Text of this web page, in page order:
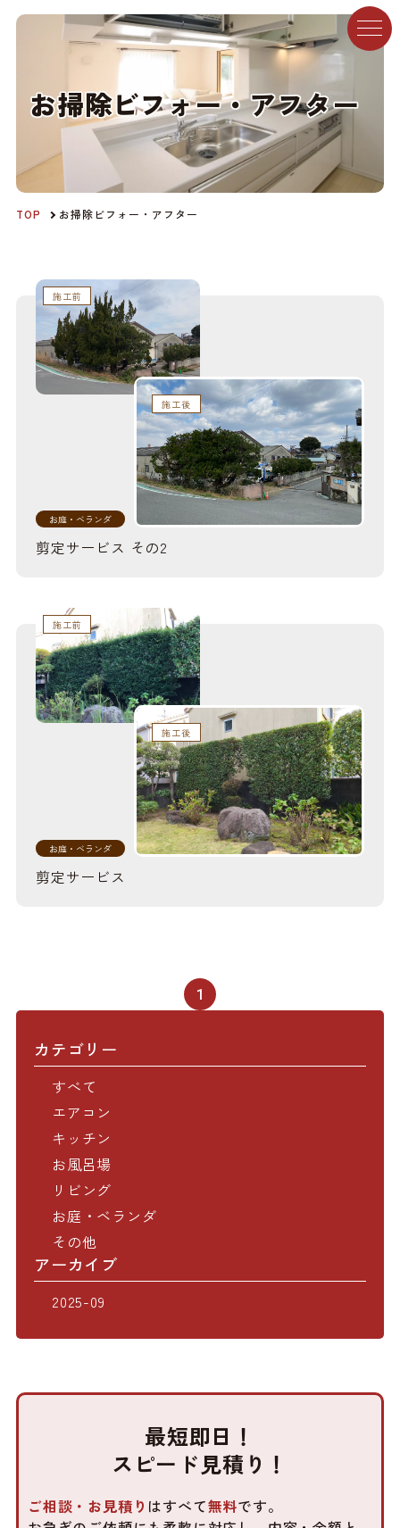
お掃除ビフォー・アフター
TOP お掃除ビフォー・アフター
施工前
お庭・ベランダ
施工後
剪定サービス その2
施工前
お庭・ベランダ
施工後
剪定サービス
1
カテゴリー
すべて
エアコン
キッチン
お風呂場
リビング
お庭・ベランダ
その他
アーカイブ
2025-09
最短即日！
スピード見積り！
ご相談・お見積り はすべて無料です。